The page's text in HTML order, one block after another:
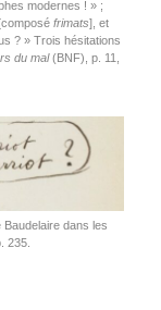
modernes ! » ;
fri­mats], et
? » Trois hési­ta­tions
du mal(BNF), p. 11,
dans les
235.